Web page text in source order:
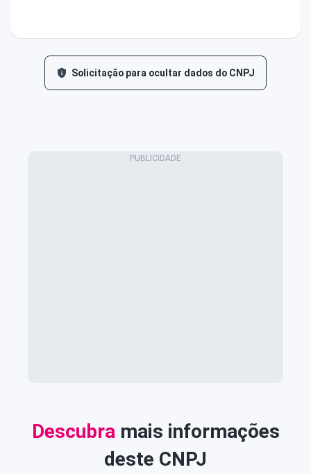
Solicitação para ocultar dados do CNPJ
Descubra mais informações
deste CNPJ